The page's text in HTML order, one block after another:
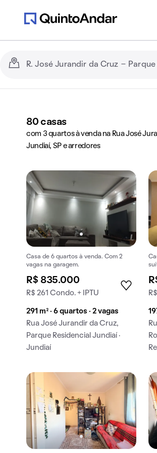
80 casas
com 3 quartos à venda na Rua José
Jundiaí, SP e arredores
Casa de 6 quartos à venda. Com 2
vagas na garagem.
R$ 835.000
R$ 261 Condo. + IPTU
291 m² · 6 quartos · 2 vagas
Rua José Jurandir da Cruz,
Parque Residencial Jundiaí ·
Jundiaí